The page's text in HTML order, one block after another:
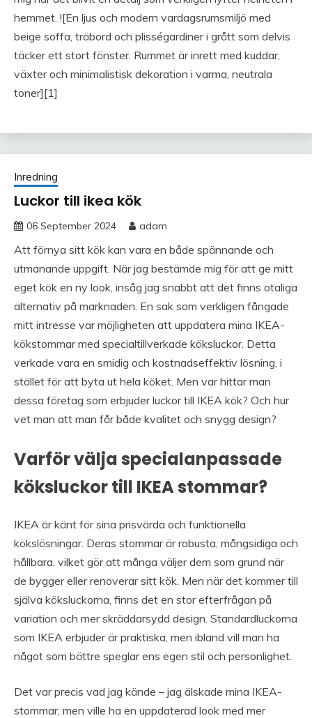
hemmet. ![En ljus och modern vardagsrumsmiljö med
beige soffa, träbord och plisségardiner i grått som delvis
täcker ett stort fönster. Rummet är inrett med kuddar,
växter och minimalistisk dekoration i varma, neutrala
toner][1]
Inredning
Luckor till ikea kök
06 September 2024 adam
Att förnya sitt kök kan vara en både spännande och
utmanande uppgift. När jag bestämde mig för att ge mitt
eget kök en ny look, insåg jag snabbt att det finns otaliga
alternativ på marknaden. En sak som verkligen fångade
mitt intresse var möjligheten att uppdatera mina IKEA-
kökstommar med specialtillverkade köksluckor. Detta
verkade vara en smidig och kostnadseffektiv lösning, i
stället för att byta ut hela köket. Men var hittar man
dessa företag som erbjuder luckor till IKEA kök? Och hur
vet man att man får både kvalitet och snygg design?
Varför välja specialanpassade
köksluckor till IKEA stommar?
IKEA är känt för sina prisvärda och funktionella
kökslösningar. Deras stommar är robusta, mångsidiga och
hållbara, vilket gör att många väljer dem som grund när
de bygger eller renoverar sitt kök. Men när det kommer till
själva köksluckorna, finns det en stor efterfrågan på
variation och mer skräddarsydd design. Standardluckorna
som IKEA erbjuder är praktiska, men ibland vill man ha
något som bättre speglar ens egen stil och personlighet.
Det var precis vad jag kände – jag älskade mina IKEA-
stommar, men ville ha en uppdaterad look med mer